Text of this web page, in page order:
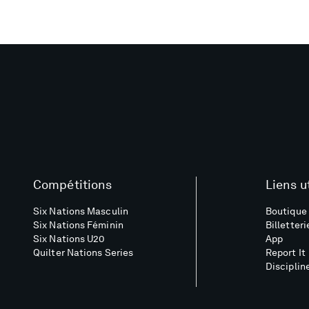
Compétitions
Six Nations Masculin
Six Nations Féminin
Six Nations U20
Quilter Nations Series
Liens
App
Report It